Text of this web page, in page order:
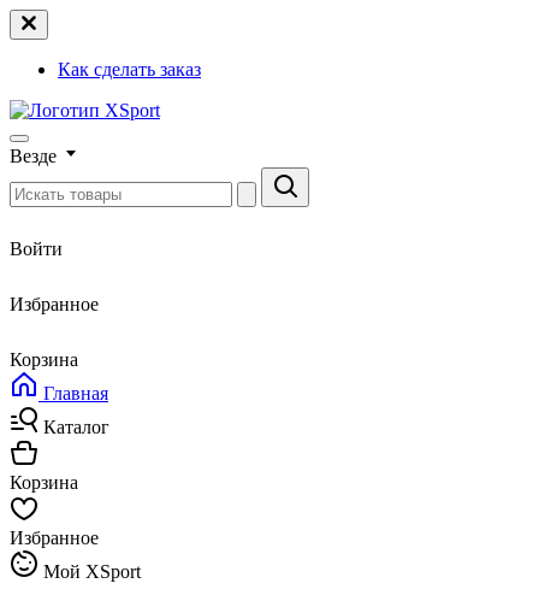
Как сделать заказ
Везде
Войти
Избранное
Корзина
Главная
Каталог
Корзина
Избранное
Мой XSport